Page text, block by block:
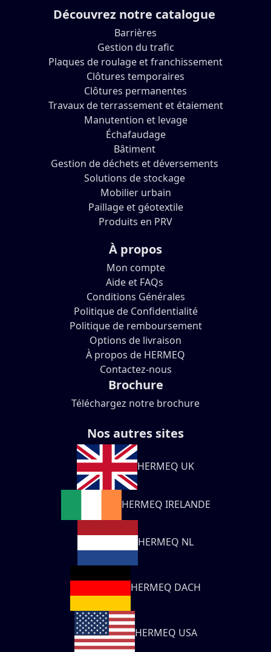
Découvrez notre catalogue
Barrières
Gestion du trafic
Plaques de roulage et franchissement
Clôtures temporaires
Clôtures permanentes
Travaux de terrassement et étaiement
Manutention et levage
Échafaudage
Bâtiment
Gestion de déchets et déversements
Solutions de stockage
Mobilier urbain
Paillage et géotextile
Produits en PRV
À propos
Mon compte
Aide et FAQs
Conditions Générales
Politique de Confidentialité
Politique de remboursement
Options de livraison
À propos de HERMEQ
Contactez-nous
Brochure
Téléchargez notre brochure
Nos autres sites
HERMEQ UK
HERMEQ IRELANDE
HERMEQ NL
HERMEQ DACH
HERMEQ USA